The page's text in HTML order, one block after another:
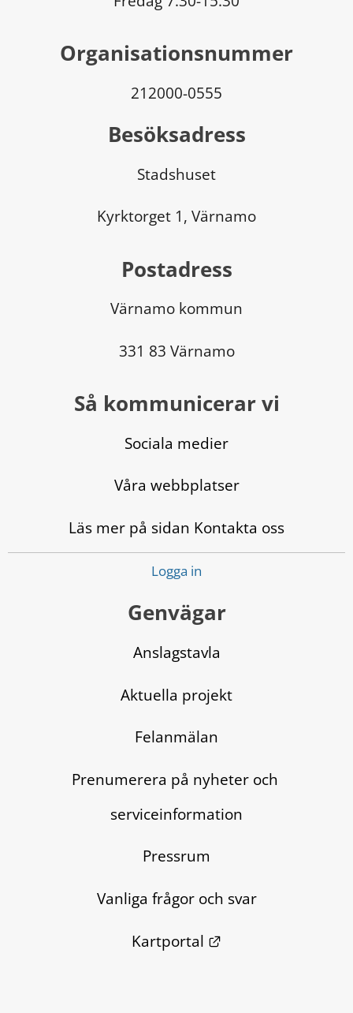
Organisationsnummer
212000-0555
Besöksadress
Stadshuset
Kyrktorget 1, Värnamo
Postadress
Värnamo kommun
331 83 Värnamo
Så kommunicerar vi
Sociala medier
Våra webbplatser
Läs mer på sidan Kontakta oss
Logga in
Genvägar
Anslagstavla
Aktuella projekt
Felanmälan
Prenumerera på nyheter och
serviceinformation
Pressrum
Vanliga frågor och svar
Kartportal
Länk till annan